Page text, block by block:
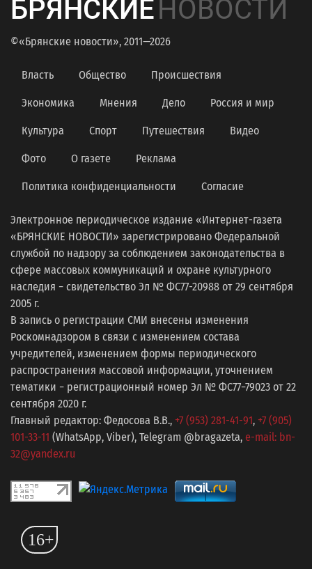
БРЯНСКИЕНОВОСТИ
©«Брянские новости», 2011—2026
Власть Общество Происшествия
Экономика Мнения Дело Россия и мир
Культура Спорт Путешествия Видео
Фото О газете Реклама
Политика конфиденциальности Согласие
Электронное периодическое издание «Интернет-газета
«БРЯНСКИЕ НОВОСТИ» зарегистрировано Федеральной
службой по надзору за соблюдением законодательства в
сфере массовых коммуникаций и охране культурного
наследия − свидетельство Эл № ФС77-20988 от 29 сентября
2005 г.
В запись о регистрации СМИ внесены изменения
Роскомнадзором в связи с изменением состава
учредителей, изменением формы периодического
распространения массовой информации, уточнением
тематики − регистрационный номер Эл № ФС77−79023 от 22
сентября 2020 г.
Главный редактор: Федосова В.В., +7 (953) 281-41-91, +7 (905)
101-33-11 (WhatsApp, Viber), Telegram @bragazeta, e-mail: bn-
32@yandex.ru
16+